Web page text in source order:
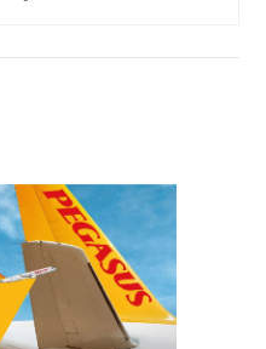
KISITLAMA
HABERLER • 26 ŞUB 2026
AIRLINES VE
ENUYGUN GROUP
DAĞITIM YETENEĞI
İŞ